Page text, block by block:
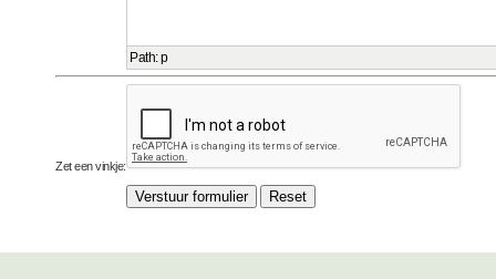
Path:p
Zet een vinkje: